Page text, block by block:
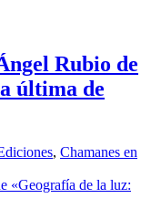
Rubio de
última de
, Chamanes en